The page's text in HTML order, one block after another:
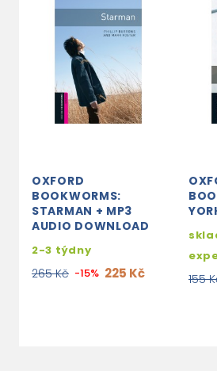
OXFORD
BOOKWORMS:
STARMAN + MP3
AUDIO DOWNLOAD
2-3 týdny
265 Kč -15% 225 Kč 155